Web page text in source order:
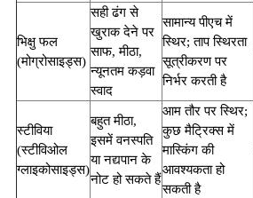
भिक्षु फल
(मोग्रोसाइड्स)
सही ढंग से
खुराक देने पर
साफ, मीठा,
न्यूनतम कड़वा
स्वाद
सामान्य पीएच में
स्थिर; ताप स्थिरता
सूत्रीकरण पर
निर्भर करती है
स्टीविया
(स्टीविओल
ग्लाइकोसाइड्स)
बहुत मीठा,
इसमें वनस्पति
या नद्यपान के
नोट हो सकते हैं
आम तौर पर स्थिर;
कुछ मैट्रिक्स में
मास्किंग की
आवश्यकता हो
सकती है